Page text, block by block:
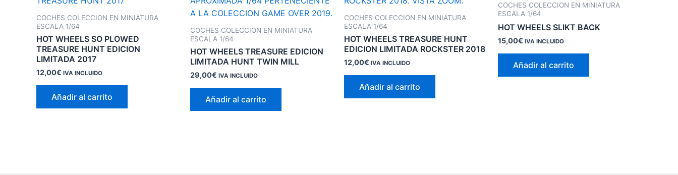
COCHES COLECCION EN MINIATURA
ESCALA 1/64
HOT WHEELS SO PLOWED
TREASURE HUNT EDICION
LIMITADA 2017
12,00€ IVA INCLUIDO
Añadir al carrito
COCHES COLECCION EN MINIATURA
ESCALA 1/64
HOT WHEELS TREASURE EDICION
LIMITADA HUNT TWIN MILL
29,00€ IVA INCLUIDO
Añadir al carrito
COCHES COLECCION EN MINIATURA
ESCALA 1/64
HOT WHEELS TREASURE HUNT
EDICION LIMITADA ROCKSTER 2018
12,00€ IVA INCLUIDO
Añadir al carrito
COCHES COLECCION EN MINIATURA
ESCALA 1/64
HOT WHEELS SLIKT BACK
15,00€ IVA INCLUIDO
Añadir al carrito